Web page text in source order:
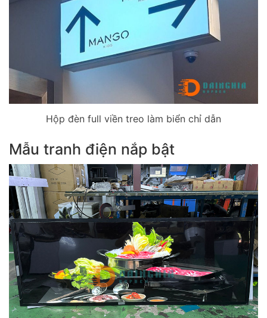
Hộp đèn full viền treo làm biển chỉ dẫn
Mẫu tranh điện nắp bật